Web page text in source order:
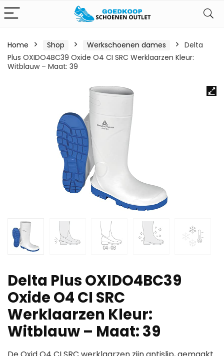
Home Shop Werkschoenen dames
Delta
Plus OXIDO4BC39 Oxide O4 CI SRC Werklaarzen Kleur:
Witblauw – Maat: 39
Delta Plus OXIDO4BC39
Oxide O4 CI SRC
Werklaarzen Kleur:
Witblauw – Maat: 39